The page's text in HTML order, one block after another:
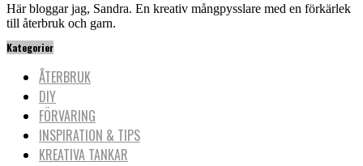
Här bloggar jag, Sandra. En kreativ mångpysslare med en förkärlek
till återbruk och garn.
Kategorier
ÅTERBRUK
DIY
FÖRVARING
INSPIRATION & TIPS
KREATIVA TANKAR